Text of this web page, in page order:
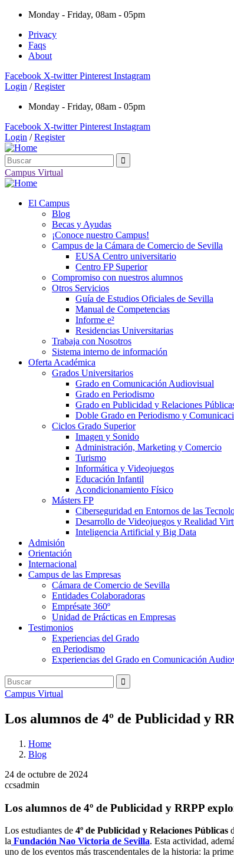
Monday - Friday, 08am - 05pm
Privacy
Faqs
About
Facebook X-twitter Pinterest Instagram
Login / Register
Monday - Friday, 08am - 05pm
Facebook X-twitter Pinterest Instagram
Login / Register
Campus Virtual
El Campus
Blog
Becas y Ayudas
¡Conoce nuestro Campus!
Campus de la Cámara de Comercio de Sevilla
EUSA Centro universitario
Centro FP Superior
Compromiso con nuestros alumnos
Otros Servicios
Guía de Estudios Oficiales de Sevilla
Manual de Competencias
Informe e²
Residencias Universitarias
Trabaja con Nosotros
Sistema interno de información
Oferta Académica
Grados Universitarios
Grado en Comunicación Audiovisual
Grado en Periodismo
Grado en Publicidad y Relaciones
Doble Grado en Periodismo y
Ciclos Grado Superior
Imagen y Sonido
Administración, Marketing y Comercio
Turismo
Informática y Videojuegos
Educación Infantil
Acondicionamiento Físico
Másters FP
Ciberseguridad en Entornos de las
Desarrollo de Videojuegos y Realidad
Inteligencia Artificial y Big Data
Admisión
Orientación
Internacional
Campus de las Empresas
Cámara de Comercio de Sevilla
Entidades Colaboradoras
Emprésate 360º
Unidad de Prácticas en Empresas
Testimonios
Experiencias del Grado
en Periodismo
Experiencias del Grado en Comunicación
Campus Virtual
Los alumnos de 4º de Publicidad y
Home
Blog
24 de octubre de 2024
ccsadmin
Los alumnos de 4º de Publicidad y RRPP
Los estudiantes de 4º de Publicidad y Relaciones Públicas
la Fundación Nao Victoria de Sevilla. Esta actividad,
uno de los eventos más trascendentales de la historia: la